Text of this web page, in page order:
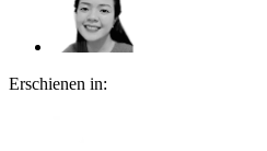
Erschienen in: